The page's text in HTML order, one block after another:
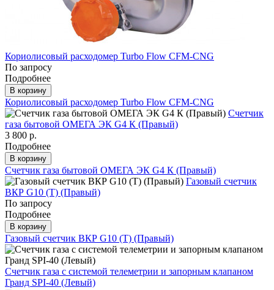
Кориолисовый расходомер Turbo Flow CFM-СNG
По запросу
Подробнее
В корзину
Кориолисовый расходомер Turbo Flow CFM-СNG
Счетчик
газа бытовой ОМЕГА ЭК G4 К (Правый)
3 800 р.
Подробнее
В корзину
Счетчик газа бытовой ОМЕГА ЭК G4 К (Правый)
Газовый счетчик
ВКР G10 (T) (Правый)
По запросу
Подробнее
В корзину
Газовый счетчик ВКР G10 (T) (Правый)
Счетчик газа с системой телеметрии и запорным клапаном
Гранд SPI-40 (Левый)